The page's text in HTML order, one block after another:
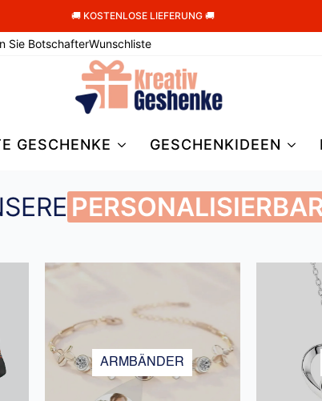
🚚 KOSTENLOSE LIEFERUNG 🚚
Sie BotschafterWunschliste
GESCHENKE GESCHENKIDEEN
ARMBÄNDER